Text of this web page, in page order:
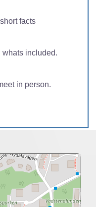
facts
included.
in person.